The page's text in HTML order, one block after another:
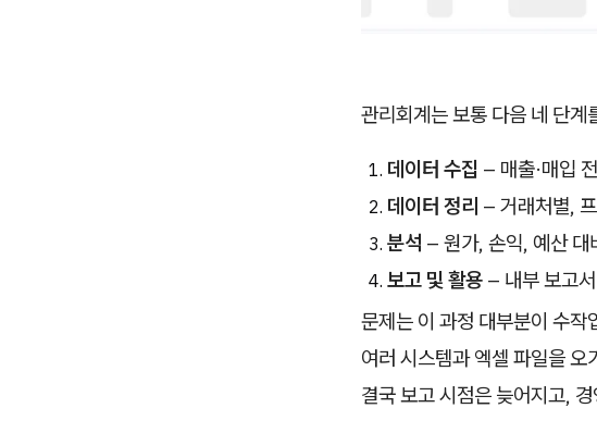
관리회계는 보통 다음 네 단계
데이터 수집 – 매출·매입
데이터 정리 – 거래처별,
분석 – 원가, 손익, 예산 대
보고 및 활용 – 내부 보고
문제는 이 과정 대부분이 수작
여러 시스템과 엑셀 파일을
결국 보고 시점은 늦어지고,